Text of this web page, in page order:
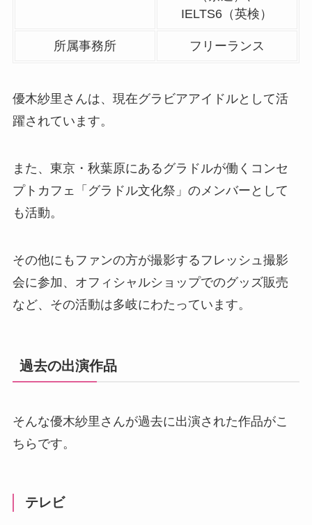
IELTS6（英検）
所属事務所 フリーランス
優木紗里さんは、現在グラビアアイドルとして活
躍されています。
また、東京・秋葉原にあるグラドルが働くコンセ
プトカフェ「グラドル文化祭」のメンバーとして
も活動。
その他にもファンの方が撮影するフレッシュ撮影
会に参加、オフィシャルショップでのグッズ販売
など、その活動は多岐にわたっています。
過去の出演作品
そんな優木紗里さんが過去に出演された作品がこ
ちらです。
テレビ